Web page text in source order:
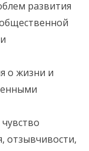
развития
о жизни и
отзывчивости,